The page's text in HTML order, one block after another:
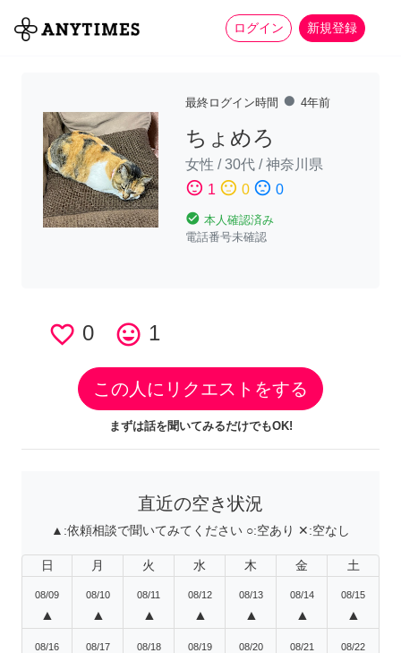
ログイン 新規登録
全て 家事 more_horiz
最終ログイン時間 fiber_manual_record 4年前
ちょめろ
女性 /30代 /神奈川県
sentiment_satisfied 1 sentiment_neutral 0 sentiment_dissatisfied 0
check_circle 本人確認済み
電話番号未確認
favorite_border 0 tag_faces 1
この人にリクエストをする
まずは話を聞いてみるだけでもOK!
直近の空き状況
▲:依頼相談で聞いてみてください ○:空あり ✕:空なし
日 月 火 水 木 金 土
08/09
▲
08/10
▲
08/11
▲
08/12
▲
08/13
▲
08/14
▲
08/15
▲
08/16 08/17 08/18 08/19 08/20 08/21 08/22